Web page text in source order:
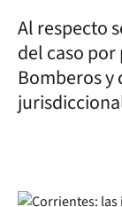
Al respecto
del caso
Bomberos y